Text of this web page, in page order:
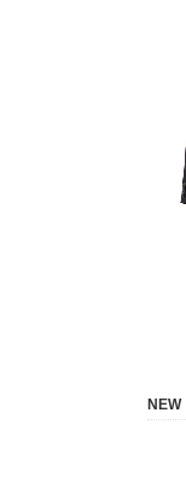
NEW